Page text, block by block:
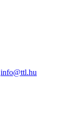
info@ttl.hu